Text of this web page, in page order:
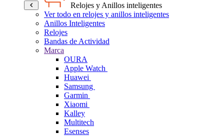
Relojes y Anillos inteligentes
Ver todo en relojes y anillos inteligentes
Anillos Inteligentes
Relojes
Bandas de Actividad
Marca
OURA
Apple Watch
Huawei
Samsung
Garmin
Xiaomi
Kalley
Multitech
Esenses